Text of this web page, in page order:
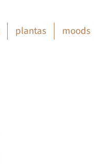
plantas moods